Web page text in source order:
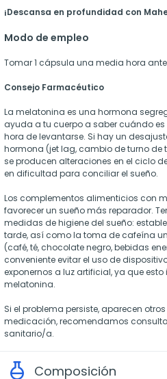
¡Descansa en profundidad con
Modo de empleo
Tomar 1 cápsula una media hora
Consejo Farmacéutico
La melatonina es una hormona
ayuda a tu cuerpo a saber cuándo
hora de levantarse. Si hay un
hormona (jet lag, cambio de turno de
se producen alteraciones en el ciclo
en dificultad para conciliar el sueño.
Los complementos alimenticios con
favorecer un sueño más reparador.
medidas de higiene del sueño:
tarde, así como la toma de cafeína
(café, té, chocolate negro, bebidas
conveniente evitar el uso de
exponernos a luz artificial, ya que
melatonina.
Si el problema persiste, aparecen
medicación, recomendamos
sanitario/a.
Composición